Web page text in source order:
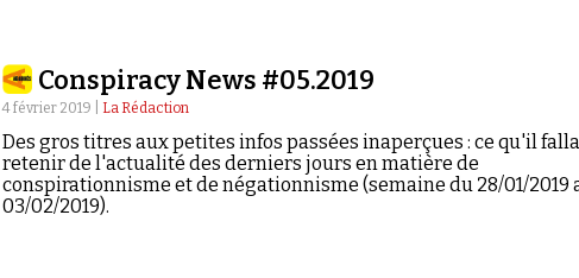
Conspiracy News #05.2019
4 février 2019 | La Rédaction
Des gros titres aux petites infos passées inaperçues : ce qu'il
retenir de l'actualité des derniers jours en matière de
conspirationnisme et de négationnisme (semaine du 28/01/2019
03/02/2019).